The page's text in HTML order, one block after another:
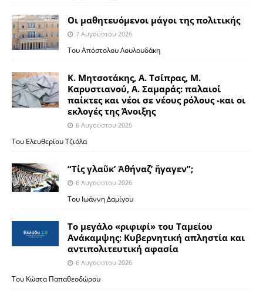
Οι μαθητευόμενοι μάγοι της πολιτικής
7 Αυγούστου 2026
Του Απόστολου Λουλουδάκη
Κ. Μητσοτάκης, Α. Τσίπρας, Μ.
Καρυστιανού, Α. Σαμαράς: παλαιοί
παίκτες και νέοι σε νέους ρόλους -και οι
εκλογές της Άνοιξης
6 Αυγούστου 2026
Του Ελευθερίου Τζιόλα
“Τίς γλαῦκ’ Ἀθήναζ’ ἤγαγεν”;
6 Αυγούστου 2026
Του Ιωάννη Δαμίγου
Το μεγάλο «ριφιφί» του Ταμείου
Ανάκαμψης: Κυβερνητική απληστία και
αντιπολιτευτική αφασία
6 Αυγούστου 2026
Του Κώστα Παπαθεοδώρου